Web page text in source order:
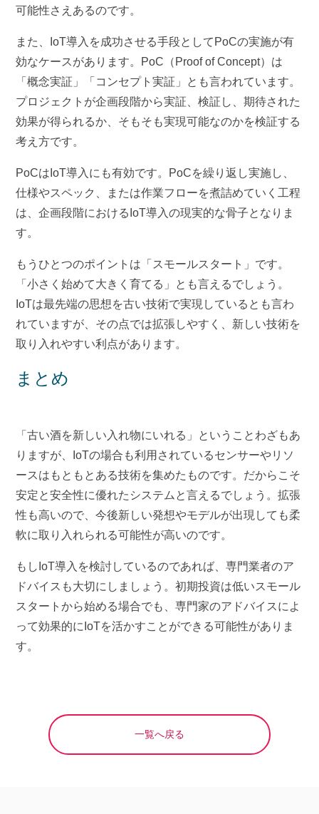
可能性さえあるのです。
また、IoT導入を成功させる手段としてPoCの実施が有
効なケースがあります。PoC（Proof of Concept）は
「概念実証」「コンセプト実証」とも言われています。
プロジェクトが企画段階から実証、検証し、期待された
効果が得られるか、そもそも実現可能なのかを検証する
考え方です。
PoCはIoT導入にも有効です。PoCを繰り返し実施し、
仕様やスペック、または作業フローを煮詰めていく工程
は、企画段階におけるIoT導入の現実的な骨子となりま
す。
もうひとつのポイントは「スモールスタート」です。
「小さく始めて大きく育てる」とも言えるでしょう。
IoTは最先端の思想を古い技術で実現しているとも言わ
れていますが、その点では拡張しやすく、新しい技術を
取り入れやすい利点があります。
まとめ
「古い酒を新しい入れ物にいれる」ということわざもあ
りますが、IoTの場合も利用されているセンサーやリソ
ースはもともとある技術を集めたものです。だからこそ
安定と安全性に優れたシステムと言えるでしょう。拡張
性も高いので、今後新しい発想やモデルが出現しても柔
軟に取り入れられる可能性が高いのです。
もしIoT導入を検討しているのであれば、専門業者のア
ドバイスも大切にしましょう。初期投資は低いスモール
スタートから始める場合でも、専門家のアドバイスによ
って効果的にIoTを活かすことができる可能性がありま
す。
一覧へ戻る